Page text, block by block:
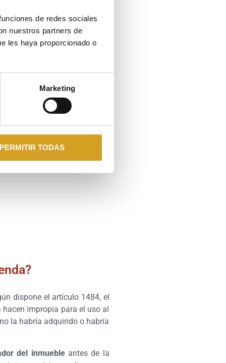
de redes sociales
nuestros partners de
les haya proporcionado o
Marketing
PERMITIR TODAS
descubre después de la
dispone el artículo 1484, el
impropia para el uso al
la habría adquirido o habría
del inmuebleantes de la